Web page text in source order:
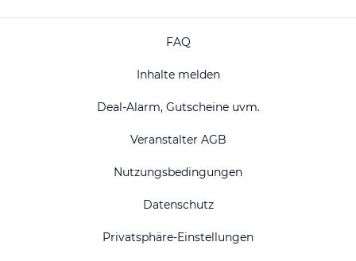
FAQ
Inhalte melden
Deal-Alarm, Gutscheine uvm.
Veranstalter AGB
Nutzungsbedingungen
Datenschutz
Privatsphäre-Einstellungen